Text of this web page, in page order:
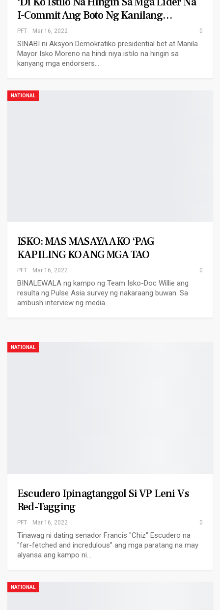
I-Commit Ang Boto Ng Kanilang…
PFT Mar 16, 2022 0
SINABI ni Aksyon Demokratiko presidential bet at Manila
Mayor Isko Moreno na hindi niya istilo na hingin sa
kanyang mga endorsers…
NATIONAL
ISKO: MAS MASAYA AKO ‘PAG
KAPILING KO ANG MGA TAO
PFT Mar 16, 2022 0
BINALEWALA ng kampo ng Team Isko-Doc Willie ang
resulta ng Pulse Asia survey ng nakaraang buwan. Sa
ambush interview ng media…
NATIONAL
Escudero Ipinagtanggol Si VP Leni Vs
Red-Tagging
PFT Mar 16, 2022 0
Tinawag ni dating senador Francis "Chiz" Escudero na
"far-fetched and incredulous” ang mga paratang na may
alyansa ang kampo ni…
NATIONAL